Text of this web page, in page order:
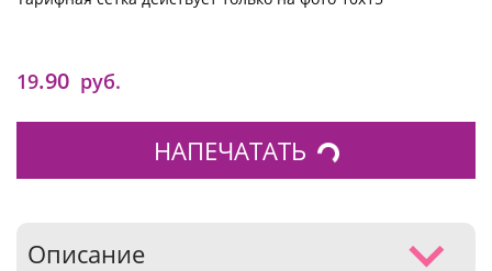
19.90 руб.
НАПЕЧАТАТЬ
Описание